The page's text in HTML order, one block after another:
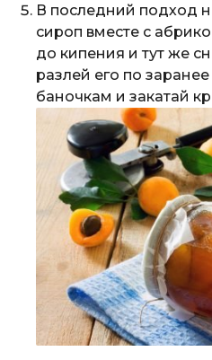
В последний подход
сироп вместе с
до кипения и тут же
разлей его по
баночкам и закатай